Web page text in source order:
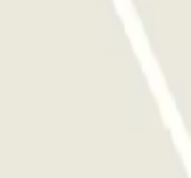
izquierda y dirígete hacia la
del parking G2. Deja la